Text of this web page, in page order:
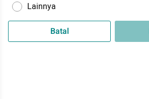
Lainnya
Batal